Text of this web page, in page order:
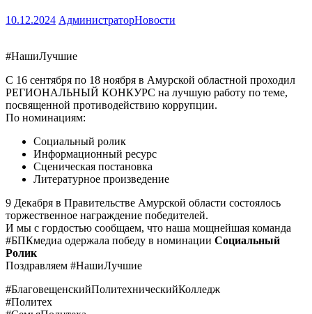
10.12.2024 АдминистраторНовости
#НашиЛучшие
С 16 сентября по 18 ноября в Амурской областной проходил
РЕГИОНАЛЬНЫЙ КОНКУРС на лучшую работу по теме,
посвященной противодействию коррупции.
По номинациям:
Социальный ролик
Информационный ресурс
Сценическая постановка
Литературное произведение
9 Декабря в Правительстве Амурской области состоялось
торжественное награждение победителей.
И мы с гордостью сообщаем, что наша мощнейшая команда
#БПКмедиа одержала победу в номинации Социальный
Ролик
Поздравляем #НашиЛучшие
#БлаговещенскийПолитехническийКолледж
#Политех